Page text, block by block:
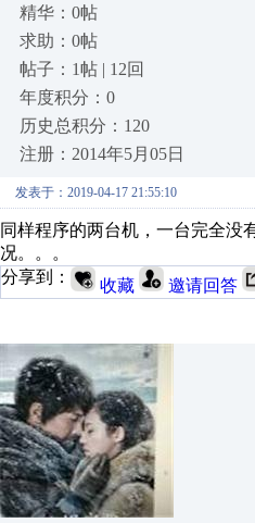
精华：0帖
求助：0帖
帖子：1帖 | 12回
年度积分：0
历史总积分：120
注册：2014年5月05日
发表于：2019-04-17 21:55:10
同样程序的两台机，一台完全没
况。。。
分享到：
收藏 邀请回答